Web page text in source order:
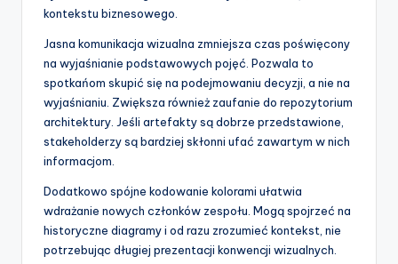
kontekstu biznesowego.
Jasna komunikacja wizualna zmniejsza czas poświęcony
na wyjaśnianie podstawowych pojęć. Pozwala to
spotkańom skupić się na podejmowaniu decyzji, a nie na
wyjaśnianiu. Zwiększa również zaufanie do repozytorium
architektury. Jeśli artefakty są dobrze przedstawione,
stakeholderzy są bardziej skłonni ufać zawartym w nich
informacjom.
Dodatkowo spójne kodowanie kolorami ułatwia
wdrażanie nowych członków zespołu. Mogą spojrzeć na
historyczne diagramy i od razu zrozumieć kontekst, nie
potrzebując długiej prezentacji konwencji wizualnych.